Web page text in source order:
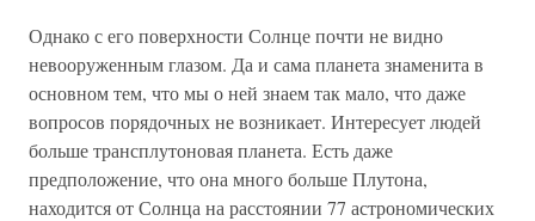
Однако с его поверхности Солнце почти не видно
невооруженным глазом. Да и сама планета знаменита в
основном тем, что мы о ней знаем так мало, что даже
вопросов порядочных не возникает. Интересует людей
больше трансплутоновая планета. Есть даже
предположение, что она много больше Плутона,
находится от Солнца на расстоянии 77 астрономических